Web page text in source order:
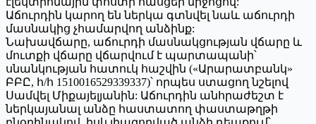
Աճուրդին կարող են ներկա գտնվել նաև աճուրդի
մասնակից չհամարվող անձինք:
Նախավճարը, աճուրդի մասնակցության վճարը և
մուտքի վճարը վճարվում է պարտապանի՝
սնանկության հատուկ հաշվին («Արարատբանկ»
ԲԲԸ, հ/հ 1510016529339337)՝ որպես ստացող նշելով
Սամվել Միքայելյանին: Աճուրդին անհրաժեշտ է
ներկայանալ անձը հաստատող փաստաթղթի